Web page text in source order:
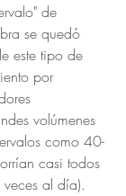
de
se quedó
este tipo de
por
volúmenes
como 40-
casi todos
al día).